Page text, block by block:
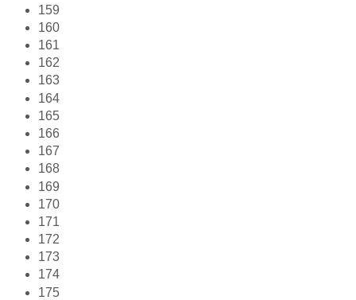
159
160
161
162
163
164
165
166
167
168
169
170
171
172
173
174
175